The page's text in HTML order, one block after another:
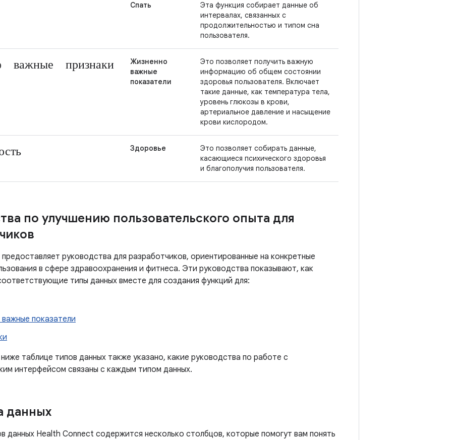
Спать
Эта функция собирает данные об
интервалах, связанных с
продолжительностью и типом сна
пользователя.
важные признаки
Жизненно
важные
показатели
Это позволяет получить важную
информацию об общем состоянии
здоровья пользователя. Включает
такие данные, как температура тела,
уровень глюкозы в крови,
артериальное давление и насыщение
крови кислородом.
Здоровье
Это позволяет собирать данные,
касающиеся психического здоровья
и благополучия пользователя.
по улучшению пользовательского опыта для
руководства для разработчиков, ориентированные на конкретные
в сфере здравоохранения и фитнеса. Эти руководства показывают, как
типы данных вместе для создания функций для:
показатели
таблице типов данных также указано, какие руководства по работе с
интерфейсом связаны с каждым типом данных.
данных
данных Health Connect содержится несколько столбцов, которые помогут вам понять